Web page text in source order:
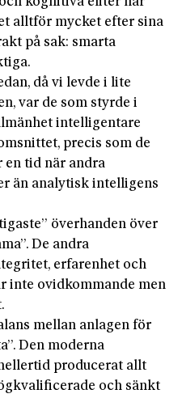
alltför mycket efter sina
på sak: smarta
då vi levde i lite
var de som styrde i
intelligentare
precis som de
en tid när andra
än analytisk intelligens
överhanden över
De andra
erfarenhet och
inte ovidkommande men
mellan anlagen för
Den moderna
producerat allt
och sänkt